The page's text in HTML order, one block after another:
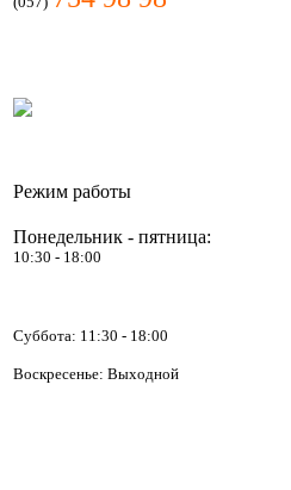
Режим работы
Понедельник - пятница:
10:30 - 18:00
Суббота: 11:30 - 18:00
Воскресенье: Выходной